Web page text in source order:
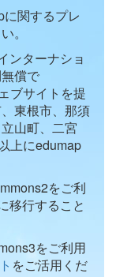
に関するプレ
。
ンターナショ
償で
ブサイトを提
東根市、那須
山町、二宮
上にedumap
をご利
移行すること
をご利用
をご活用くだ